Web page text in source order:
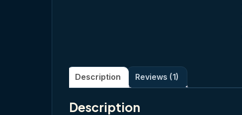
Description Reviews (1)
Description